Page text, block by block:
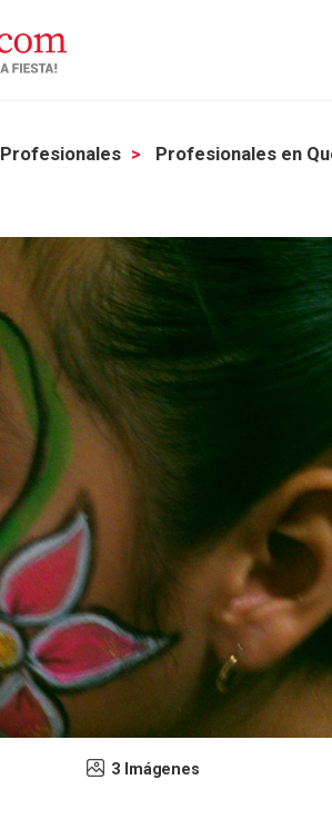
Profesionales Profesionales en
3 Imágenes